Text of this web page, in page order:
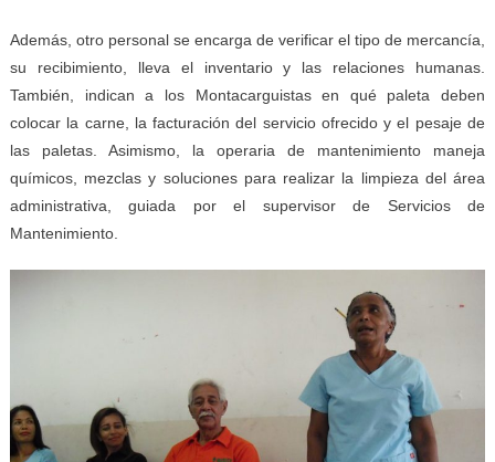
Además, otro personal se encarga de verificar el tipo de mercancía,
su recibimiento, lleva el inventario y las relaciones humanas.
También, indican a los Montacarguistas en qué paleta deben
colocar la carne, la facturación del servicio ofrecido y el pesaje de
las paletas. Asimismo, la operaria de mantenimiento maneja
químicos, mezclas y soluciones para realizar la limpieza del área
administrativa, guiada por el supervisor de Servicios de
Mantenimiento.